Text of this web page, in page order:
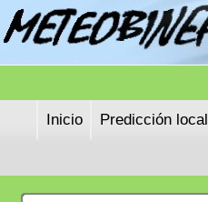
Inicio Predicción local